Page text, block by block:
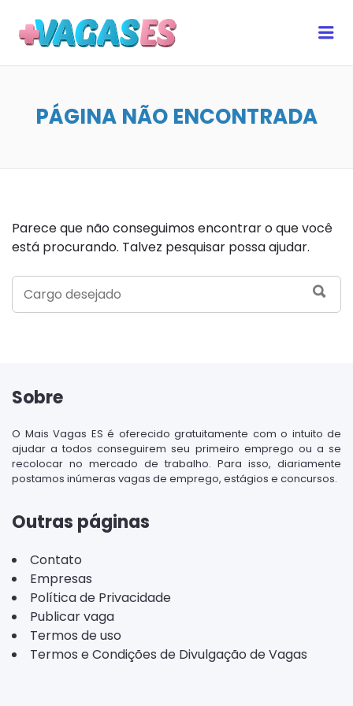
PÁGINA NÃO ENCONTRADA
Parece que não conseguimos encontrar o que você
está procurando. Talvez pesquisar possa ajudar.
SEARCH
FOR:
Sobre
O Mais Vagas ES é oferecido gratuitamente com o intuito de
ajudar a todos conseguirem seu primeiro emprego ou a se
recolocar no mercado de trabalho. Para isso, diariamente
postamos inúmeras vagas de emprego, estágios e concursos.
Outras páginas
Contato
Empresas
Política de Privacidade
Publicar vaga
Termos de uso
Termos e Condições de Divulgação de Vagas